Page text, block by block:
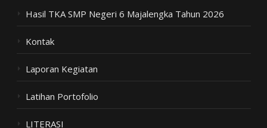
Hasil TKA SMP Negeri 6 Majalengka Tahun 2026
Kontak
Laporan Kegiatan
Latihan Portofolio
LITERASI